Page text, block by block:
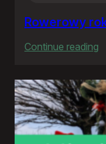
Rowerowy
Continue reading